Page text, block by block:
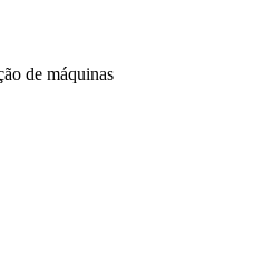
de máquinas